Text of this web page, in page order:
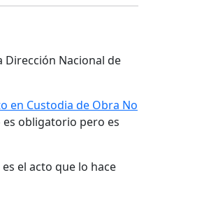
Nacional de
en Custodia de Obra No
es obligatorio pero es
el acto que lo hace